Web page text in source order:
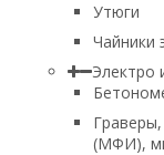
Утюги
Чайники
Электро
(МФИ),